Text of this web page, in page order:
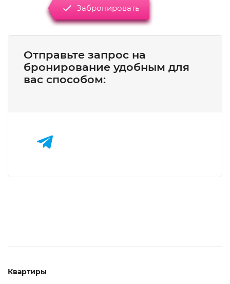
Забронировать
Отправьте запрос на
бронирование удобным для
вас способом:
Квартиры